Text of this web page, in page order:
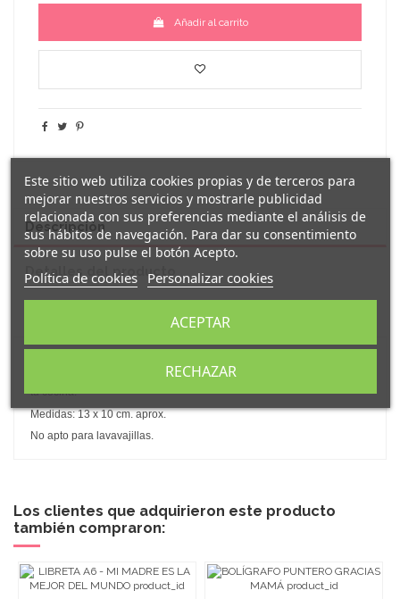
Añadir al carrito
Descripción
Detalles del producto
Esta divertida taza dará un toque original y divertido a la decoración a
tu cocina.
Medidas: 13 x 10 cm. aprox.
No apto para lavavajillas.
Los clientes que adquirieron este producto
también compraron:
Este sitio web utiliza cookies propias y de terceros para
mejorar nuestros servicios y mostrarle publicidad
relacionada con sus preferencias mediante el análisis de
sus hábitos de navegación. Para dar su consentimiento
sobre su uso pulse el botón Acepto.
Política de cookies Personalizar cookies
RECHAZAR
ACEPTAR